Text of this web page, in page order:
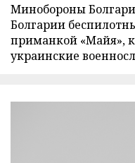
Минобороны
Болгарии
приманкой «Майя»,
украинские